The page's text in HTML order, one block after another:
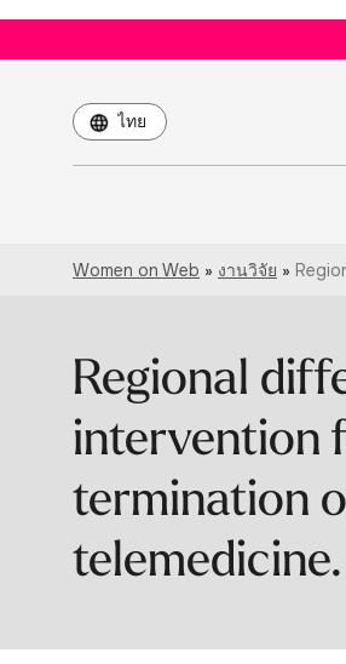
Choose
a
language
Women on Web » งานวิจัย »
Regional
intervention
termination
telemedicine.